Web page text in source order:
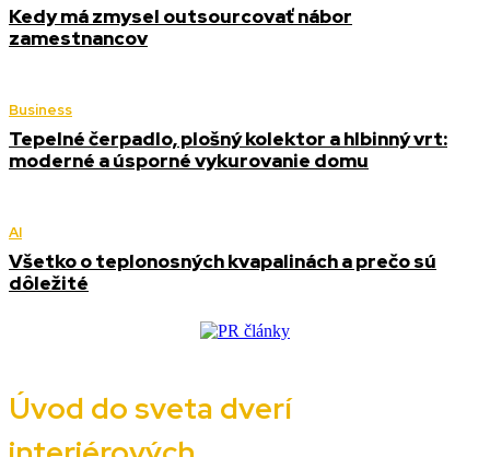
Kedy má zmysel outsourcovať nábor
zamestnancov
Business
Tepelné čerpadlo, plošný kolektor a hlbinný vrt:
moderné a úsporné vykurovanie domu
AI
Všetko o teplonosných kvapalinách a prečo sú
dôležité
Úvod do sveta dverí